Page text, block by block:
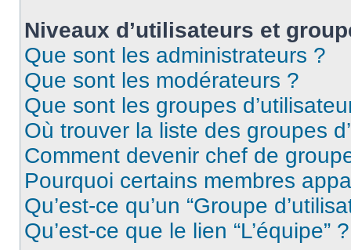
Niveaux d’utilisateurs et
Que sont les administrateurs ?
Que sont les modérateurs ?
Que sont les groupes
Où trouver la liste des groupes
Comment devenir chef de
Pourquoi certains membres
Qu’est-ce qu’un “Groupe
Qu’est-ce que le lien “L’équipe” ?